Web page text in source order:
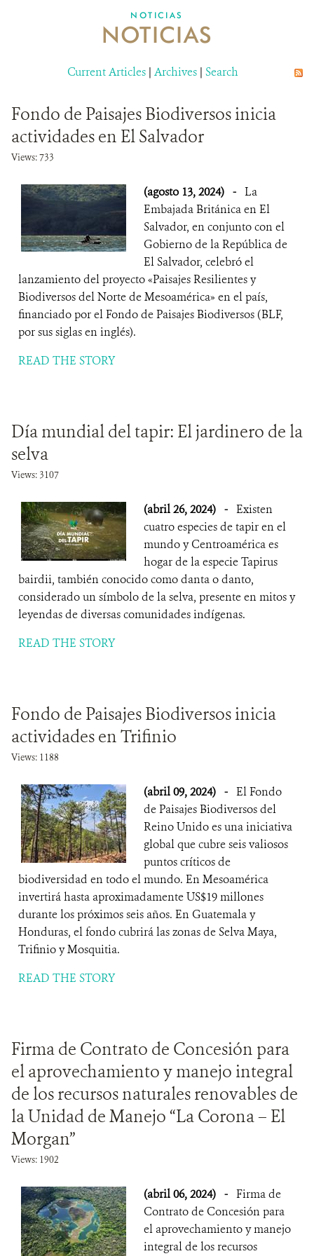
SOBRE NOSOTROS
NOTICIAS
NOTICIAS
Current Articles | Archives | Search
Fondo de Paisajes Biodiversos inicia
actividades en El Salvador
Views: 733
(agosto 13, 2024) - La
Embajada Británica en El
Salvador, en conjunto con el
Gobierno de la República de
El Salvador, celebró el
lanzamiento del proyecto «Paisajes Resilientes y
Biodiversos del Norte de Mesoamérica» en el país,
financiado por el Fondo de Paisajes Biodiversos (BLF,
por sus siglas en inglés).
READ THE STORY
Día mundial del tapir: El jardinero de la
selva
Views: 3107
(abril 26, 2024) - Existen
cuatro especies de tapir en el
mundo y Centroamérica es
hogar de la especie Tapirus
bairdii, también conocido como danta o danto,
considerado un símbolo de la selva, presente en mitos y
leyendas de diversas comunidades indígenas.
READ THE STORY
Fondo de Paisajes Biodiversos inicia
actividades en Trifinio
Views: 1188
(abril 09, 2024) - El Fondo
de Paisajes Biodiversos del
Reino Unido es una iniciativa
global que cubre seis valiosos
puntos críticos de
biodiversidad en todo el mundo. En Mesoamérica
invertirá hasta aproximadamente US$19 millones
durante los próximos seis años. En Guatemala y
Honduras, el fondo cubrirá las zonas de Selva Maya,
Trifinio y Mosquitia.
READ THE STORY
Firma de Contrato de Concesión para
el aprovechamiento y manejo integral
de los recursos naturales renovables de
la Unidad de Manejo “La Corona – El
Morgan”
Views: 1902
(abril 06, 2024) - Firma de
Contrato de Concesión para
el aprovechamiento y manejo
integral de los recursos